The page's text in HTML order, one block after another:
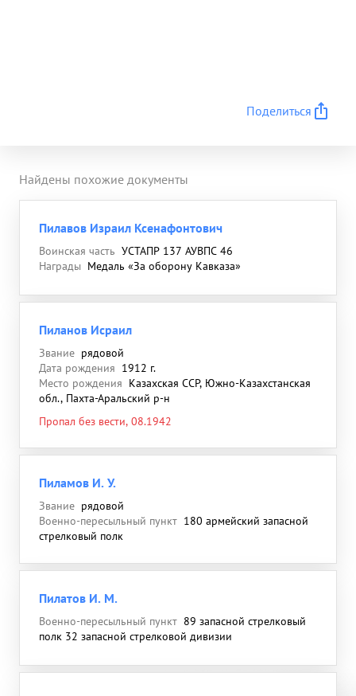
Поделиться
Найдены похожие документы
Пилавов Израил Ксенафонтович
Воинская часть УСТАПР 137 АУВПС 46
Награды Медаль «За оборону Кавказа»
Пиланов Исраил
Звание рядовой
Дата рождения 1912 г.
Место рождения Казахская ССР, Южно-Казахстанская
обл., Пахта-Аральский р-н
Пропал без вести, 08.1942
Пиламов И. У.
Звание рядовой
Военно-пересыльный пункт 180 армейский запасной
стрелковый полк
Пилатов И. М.
Военно-пересыльный пункт 89 запасной стрелковый
полк 32 запасной стрелковой дивизии